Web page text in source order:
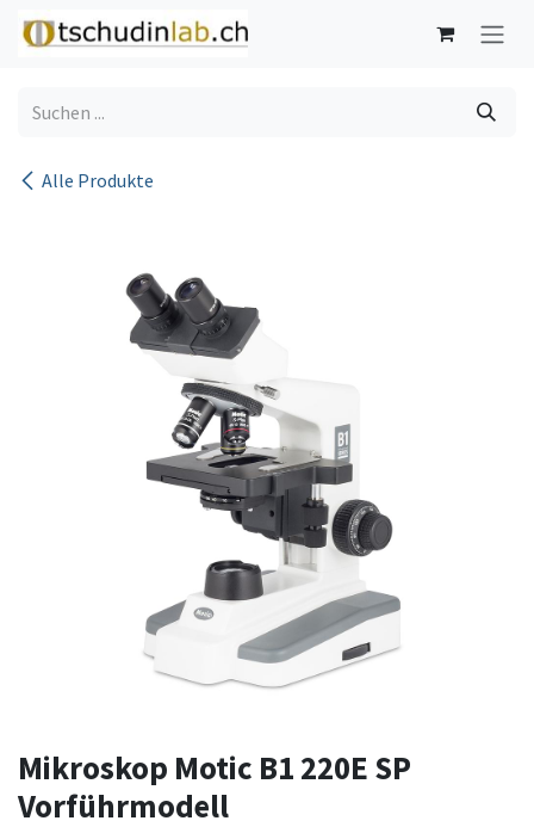
Zum Inhalt springen
Alle Produkte
Mikroskop Motic B1 220E SP
Vorführmodell